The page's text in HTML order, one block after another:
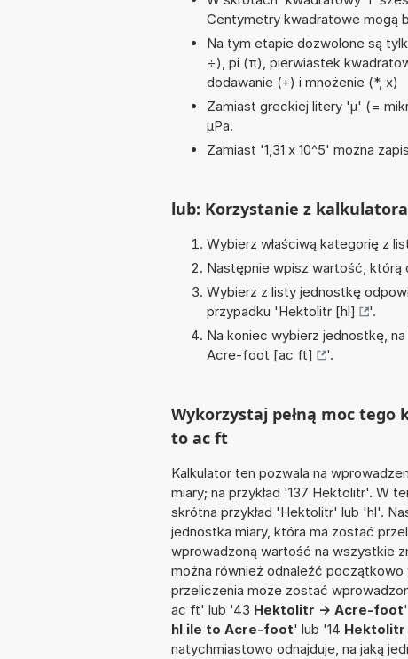
Centymetry kwadratowe mogą
Na tym etapie dozwolone są
÷), pi (π), pierwiastek
dodawanie (+) i mnożenie (*, x)
Zamiast greckiej litery 'µ' (=
µPa.
Zamiast '1,31 x 10^5' można
lub: Korzystanie z
Wybierz właściwą kategorię z
Następnie wpisz wartość, którą
Wybierz z listy jednostkę
przypadku 'Hektolitr [hl]
'.
Na koniec wybierz jednostkę,
Acre-foot [ac ft]
'.
Wykorzystaj pełną moc
to ac ft
Kalkulator ten pozwala na
miary; na przykład '137 Hektolitr'. W
skrótna przykład 'Hektolitr' lub 'hl'.
jednostka miary, która ma zostać
wprowadzoną wartość na wszystkie
można również odnaleźć
przeliczenia może zostać
ac ft' lub '43 Hektolitr -> Acre-foot
hl ile to Acre-foot' lub '14
natychmiastowo odnajduje, na jaką